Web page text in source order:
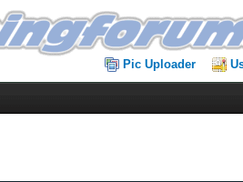
Pic Uploader